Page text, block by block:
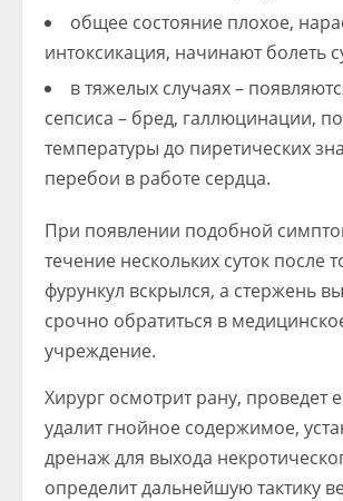
общее состояние плохое,
интоксикация, начинают болеть
в тяжелых случаях –
сепсиса – бред, галлюцинации,
температуры до пиретических
перебои в работе сердца.
При появлении подобной
течение нескольких суток после
фурункул вскрылся, а стержень
срочно обратиться в
учреждение.
Хирург осмотрит рану, проведет
удалит гнойное содержимое,
дренаж для выхода
определит дальнейшую тактику